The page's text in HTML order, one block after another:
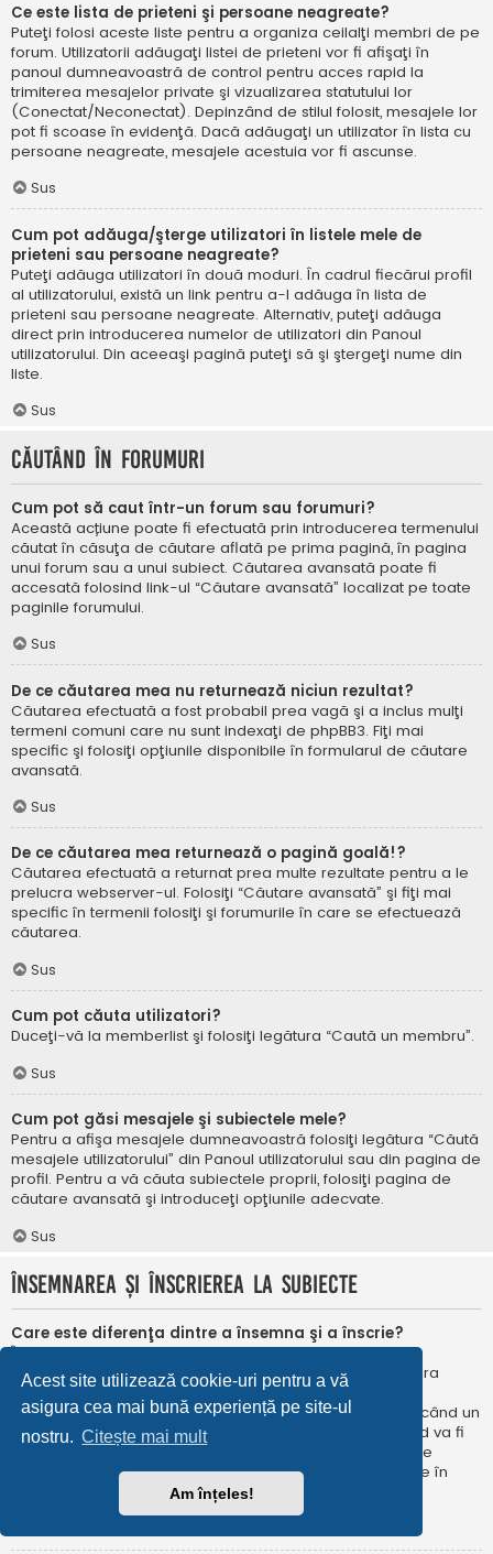
Acest site utilizează cookie-uri pentru a vă
asigura cea mai bună experiență pe site-ul
nostru. Citește mai mult
Am înțeles!
Ce este lista de prieteni şi persoane neagreate?
Puteţi folosi aceste liste pentru a organiza ceilalţi membri de pe
forum. Utilizatorii adăugaţi listei de prieteni vor fi afişaţi în
panoul dumneavoastră de control pentru acces rapid la
trimiterea mesajelor private şi vizualizarea statutului lor
(Conectat/Neconectat). Depinzând de stilul folosit, mesajele lor
pot fi scoase în evidenţă. Dacă adăugaţi un utilizator în lista cu
persoane neagreate, mesajele acestuia vor fi ascunse.
Sus
Cum pot adăuga/şterge utilizatori în listele mele de
prieteni sau persoane neagreate?
Puteţi adăuga utilizatori în două moduri. În cadrul fiecărui profil
al utilizatorului, există un link pentru a-l adăuga în lista de
prieteni sau persoane neagreate. Alternativ, puteţi adăuga
direct prin introducerea numelor de utilizatori din Panoul
utilizatorului. Din aceeaşi pagină puteţi să şi ştergeţi nume din
liste.
Sus
Căutând în forumuri
Cum pot să caut într-un forum sau forumuri?
Această acțiune poate fi efectuată prin introducerea termenului
căutat în căsuţa de căutare aflată pe prima pagină, în pagina
unui forum sau a unui subiect. Căutarea avansată poate fi
accesată folosind link-ul “Căutare avansată” localizat pe toate
paginile forumului.
Sus
De ce căutarea mea nu returnează niciun rezultat?
Căutarea efectuată a fost probabil prea vagă şi a inclus mulţi
termeni comuni care nu sunt indexaţi de phpBB3. Fiţi mai
specific şi folosiţi opţiunile disponibile în formularul de căutare
avansată.
Sus
De ce căutarea mea returnează o pagină goală!?
Căutarea efectuată a returnat prea multe rezultate pentru a le
prelucra webserver-ul. Folosiţi “Căutare avansată” şi fiţi mai
specific în termenii folosiţi şi forumurile în care se efectuează
căutarea.
Sus
Cum pot căuta utilizatori?
Duceţi-vă la memberlist şi folosiţi legătura “Caută un membru”.
Sus
Cum pot găsi mesajele şi subiectele mele?
Pentru a afişa mesajele dumneavoastră folosiţi legătura “Căută
mesajele utilizatorului” din Panoul utilizatorului sau din pagina de
profil. Pentru a vă căuta subiectele proprii, folosiţi pagina de
căutare avansată şi introduceţi opţiunile adecvate.
Sus
Însemnarea şi înscrierea la subiecte
Care este diferenţa dintre a însemna şi a înscrie?
În phpBB 3.0 însemnarea era foarte asemănătoare cu
însemnarea în browser-ul web. Nu eraţi notificat când era
publicat un răspuns. În phpBB 3.1, însemnarea este
asemănătoarea înscrierii la un subiect. Puteți fi notificat când un
subiect este actualizat. Înscriindu-vă, veţi fi notificat când va fi
publicat un răspuns în subiectul sau în forum. Opțiunile de
notificare pentru însemnare și înscriere pot fi configurate în
Panoul utilizatorului, sub “Preferințe forum”.